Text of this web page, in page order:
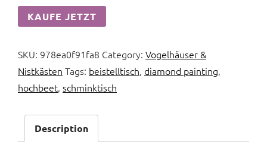
KAUFE JETZT
SKU: 978ea0f91fa8 Category: Vogelhäuser &
Nistkästen Tags: beistelltisch, diamond painting,
hochbeet, schminktisch
Description